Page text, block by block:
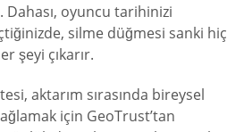
oyuncu tarihinizi
silme düğmesi sanki hiç
şeyi çıkarır.
aktarım sırasında bireysel
için GeoTrust’tan